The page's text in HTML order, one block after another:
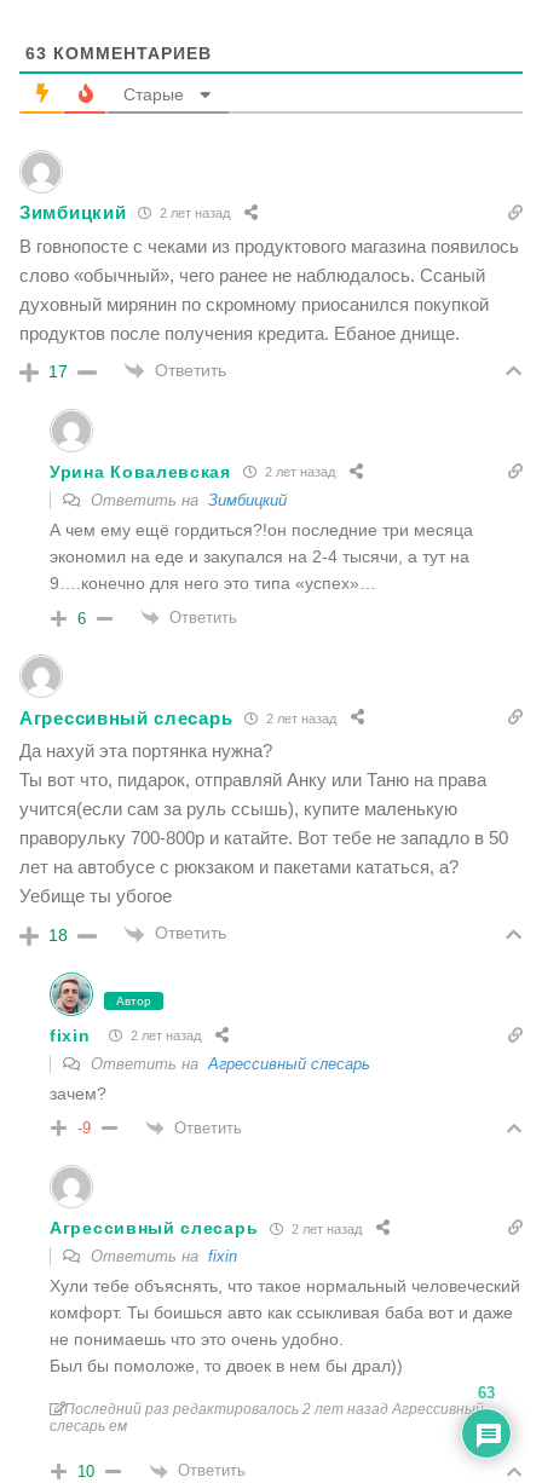
63 КОММЕНТАРИЕВ
Старые
Зимбицкий 2 лет назад
В говнопосте с чеками из продуктового магазина появилось
слово «обычный», чего ранее не наблюдалось. Ссаный
духовный мирянин по скромному приосанился покупкой
продуктов после получения кредита. Ебаное днище.
17 Ответить
Урина Ковалевская 2 лет назад
Ответить на Зимбицкий
А чем ему ещё гордиться?!он последние три месяца
экономил на еде и закупался на 2-4 тысячи, а тут на
9….конечно для него это типа «успех»…
6 Ответить
Агрессивный слесарь 2 лет назад
Да нахуй эта портянка нужна?
Ты вот что, пидарок, отправляй Анку или Таню на права
учится(если сам за руль ссышь), купите маленькую
праворульку 700-800р и катайте. Вот тебе не западло в 50
лет на автобусе с рюкзаком и пакетами кататься, а?
Уебище ты убогое
18 Ответить
Автор
fixin 2 лет назад
Ответить на Агрессивный слесарь
зачем?
-9 Ответить
Агрессивный слесарь 2 лет назад
Ответить на fixin
Хули тебе объяснять, что такое нормальный человеческий
комфорт. Ты боишься авто как ссыкливая баба вот и даже
не понимаешь что это очень удобно.
Был бы помоложе, то двоек в нем бы драл))
Последний раз редактировалось 2 лет назад Агрессивный
слесарь ем
10 Ответить
63